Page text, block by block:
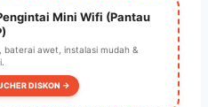
Mini Wifi (Pantau
baterai awet, instalasi mudah &
DISKON →